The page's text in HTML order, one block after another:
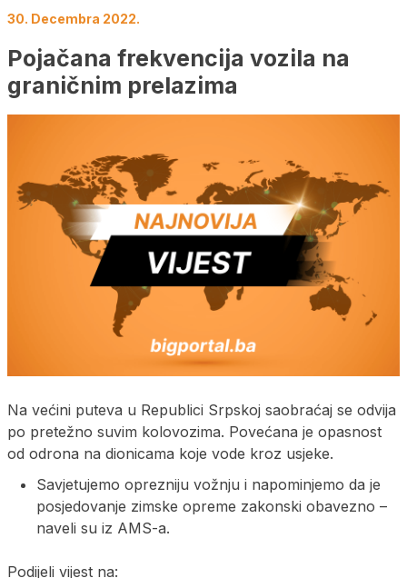
30. Decembra 2022.
Pojačana frekvencija vozila na
graničnim prelazima
Na većini puteva u Republici Srpskoj saobraćaj se odvija
po pretežno suvim kolovozima. Povećana je opasnost
od odrona na dionicama koje vode kroz usjeke.
Savjetujemo oprezniju vožnju i napominjemo da je
posjedovanje zimske opreme zakonski obavezno –
naveli su iz AMS-a.
Podijeli vijest na: